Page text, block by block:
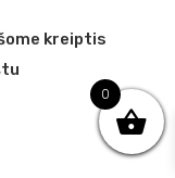
kreiptis
0